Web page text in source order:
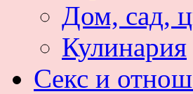
Дом, сад,
Кулинария
Секс и